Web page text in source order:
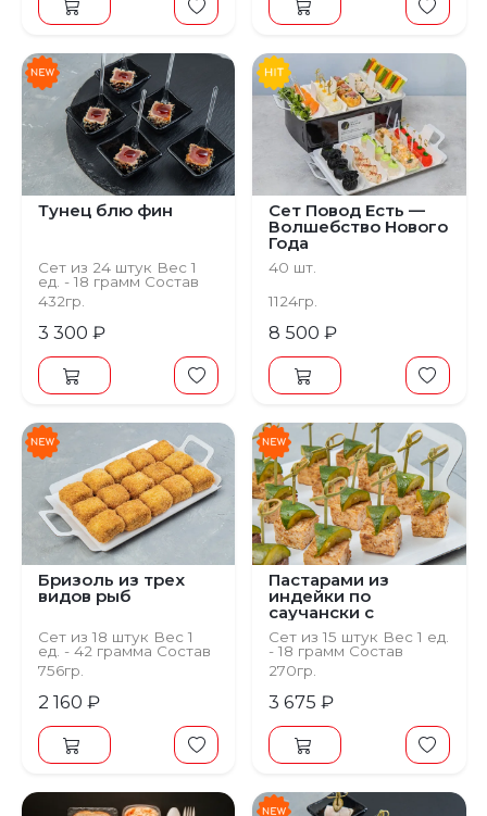
Тунец блю фин
Сет из 24 штук Вес 1
ед. - 18 грамм Состав
Соус терияки, кунжут,
тунец филе блю фин
432гр.
3 300 ₽
Сет Повод Есть —
Волшебство Нового
Года
40 шт.
1124гр.
8 500 ₽
Бризоль из трех
видов рыб
Сет из 18 штук Вес 1
ед. - 42 грамма Состав
Корж вафельный,
фарш рыбный бризоль
756гр.
2 160 ₽
Пастарами из
индейки по
саучански с
огурцом
Сет из 15 штук Вес 1 ед.
- 18 грамм Состав
Индейка, масло
растительное, перец
молотый, хлопья чили,
кунжут белый, битые
270гр.
3 675 ₽